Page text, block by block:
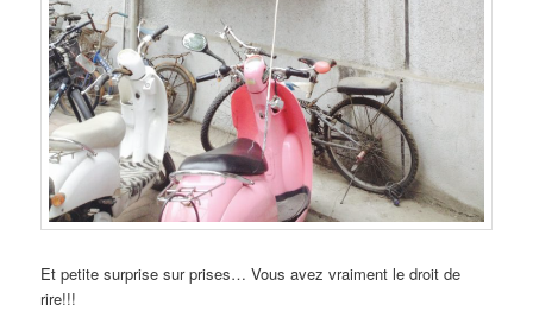
Et petite surprise sur prises… Vous avez vraiment le droit de
rire!!!